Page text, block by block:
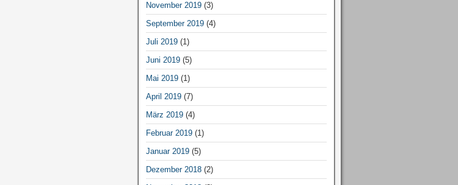
November 2019(3)
September 2019(4)
Juli 2019(1)
Juni 2019(5)
Mai 2019(1)
April 2019(7)
März 2019(4)
Februar 2019(1)
Januar 2019(5)
Dezember 2018(2)